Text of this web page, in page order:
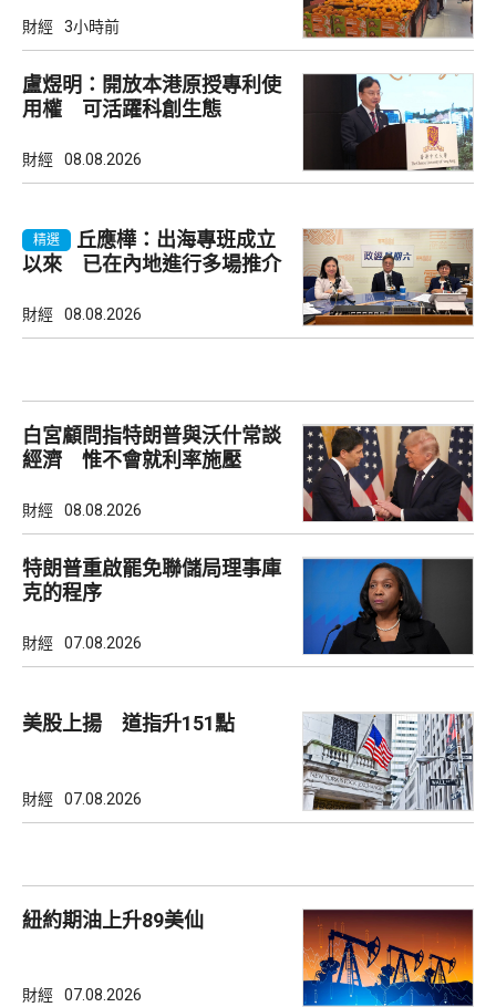
財經 3小時前
盧煜明：開放本港原授專利使
用權 可活躍科創生態
財經 08.08.2026
精選
丘應樺：出海專班成立
以來 已在內地進行多場推介
財經 08.08.2026
白宮顧問指特朗普與沃什常談
經濟 惟不會就利率施壓
財經 08.08.2026
特朗普重啟罷免聯儲局理事庫
克的程序
財經 07.08.2026
美股上揚 道指升151點
財經 07.08.2026
紐約期油上升89美仙
財經 07.08.2026